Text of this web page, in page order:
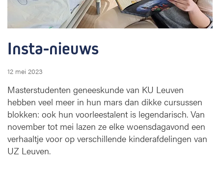
w
s
Insta-nieuws
12 mei 2023
Masterstudenten geneeskunde van KU Leuven
hebben veel meer in hun mars dan dikke cursussen
blokken: ook hun voorleestalent is legendarisch. Van
november tot mei lazen ze elke woensdagavond een
verhaaltje voor op verschillende kinderafdelingen van
UZ Leuven.